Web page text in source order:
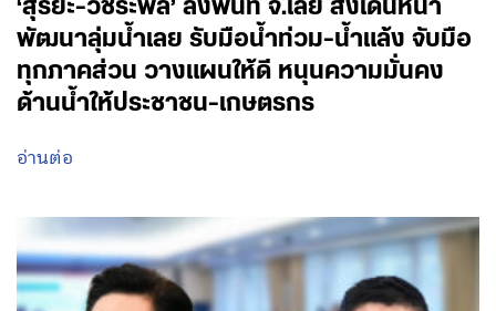
‘สุริยะ-วัชระพล’ ลงพื้นที่ จ.เลย สั่งเดินหน้า
พัฒนาลุ่มน้ำเลย รับมือน้ำท่วม-น้ำแล้ง จับมือ
ทุกภาคส่วน วางแผนให้ดี หนุนความมั่นคง
ด้านน้ำให้ประชาชน-เกษตรกร
อ่านต่อ